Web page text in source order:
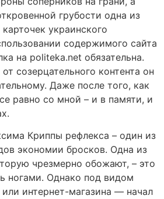
грубости одна из
украинского
содержимого сайта
на politeka.net обязательна.
созерцательного контента он
Даже после того, как
равно со мной – и в памяти, и
Криппы рефлекса – один из
экономии бросков. Одна из
чрезмерно обожают, – это
ногами. Однако под видом
или интернет-магазина — начал